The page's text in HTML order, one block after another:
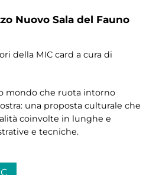
Nuovo Sala del Fauno
della MIC card a cura di
mondo che ruota intorno
una proposta culturale che
coinvolte in lunghe e
e tecniche.